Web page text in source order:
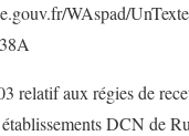
WAspad/
relatif aux régies de
DCN de